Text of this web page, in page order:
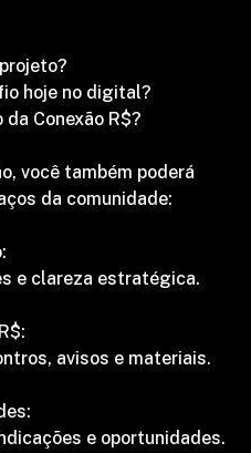
hoje no digital?
Conexão R$?
você também poderá
da comunidade:
e clareza estratégica.
avisos e materiais.
e oportunidades.